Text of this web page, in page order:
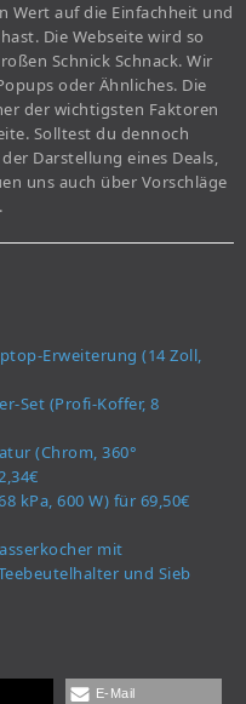
Wert auf die Einfachheit und
Die Webseite wird so
Schnick Schnack. Wir
oder Ähnliches. Die
der wichtigsten Faktoren
Solltest du dennoch
Darstellung eines Deals,
uns auch über Vorschläge
Erweiterung (14 Zoll,
Set (Profi-Koffer, 8
(Chrom, 360°
kPa, 600 W) für 69,50€
mit
und Sieb
E-Mail